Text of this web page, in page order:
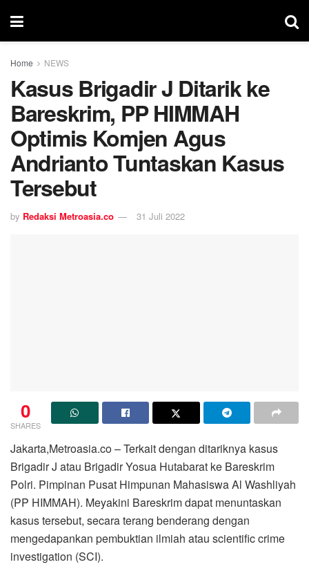
Home NEWS
Kasus Brigadir J Ditarik ke
Bareskrim, PP HIMMAH
Optimis Komjen Agus
Andrianto Tuntaskan Kasus
Tersebut
by Redaksi Metroasia.co 31 Juli 2022
0
SHARES
Jakarta,Metroasia.co – Terkait dengan ditariknya kasus
Brigadir J atau Brigadir Yosua Hutabarat ke Bareskrim
Polri. Pimpinan Pusat Himpunan Mahasiswa Al Washliyah
(PP HIMMAH). Meyakini Bareskrim dapat menuntaskan
kasus tersebut, secara terang benderang dengan
mengedapankan pembuktian ilmiah atau scientific crime
investigation (SCI).